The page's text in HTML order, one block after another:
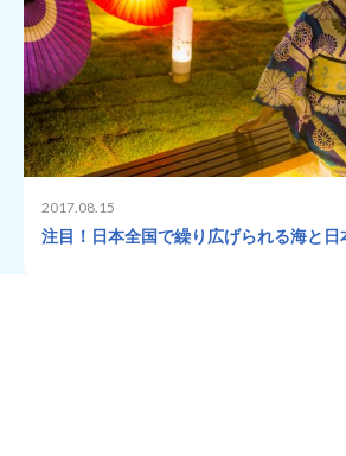
2017.08.15
注目！日本全国で繰り広げられる海と日